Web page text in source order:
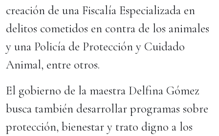
creación de una Fiscalía Especializada en
delitos cometidos en contra de los animales
y una Policía de Protección y Cuidado
Animal, entre otros.
El gobierno de la maestra Delfina Gómez
busca también desarrollar programas sobre
protección, bienestar y trato digno a los